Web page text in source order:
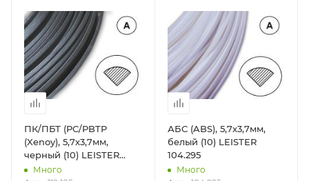
ПК/ПБТ (PC/PBTP
(Xenoy), 5,7х3,7мм,
черный (10) LEISTER
112.185
Много
АБС (ABS), 5,7х3,7мм,
белый (10) LEISTER
104.295
Много